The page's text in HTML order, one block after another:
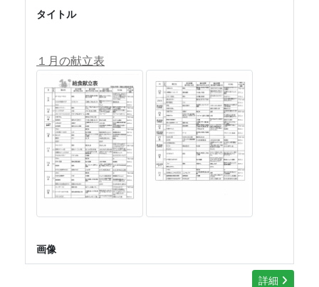
タイトル
１月の献立表
画像
詳細